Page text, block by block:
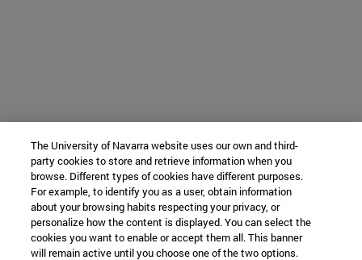
The University of Navarra website uses our own and third-
party cookies to store and retrieve information when you
browse. Different types of cookies have different purposes.
For example, to identify you as a user, obtain information
about your browsing habits respecting your privacy, or
personalize how the content is displayed. You can select the
cookies you want to enable or accept them all. This banner
will remain active until you choose one of the two options.